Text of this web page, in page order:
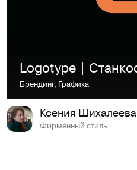
Брендинг, Графика
Ксения Шихалеева
Фирменный стиль